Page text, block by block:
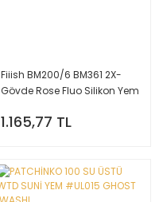
Fiiish BM200/6 BM361 2X-
Gövde Rose Fluo Silikon Yem
1.165,77 TL